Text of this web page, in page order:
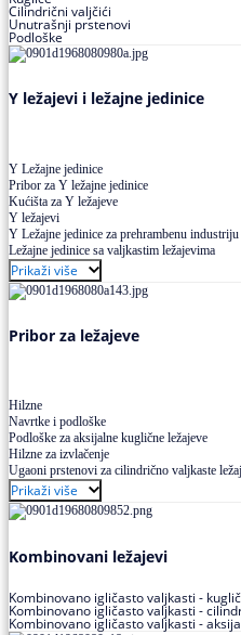
Cilindrični valjčići
Unutrašnji prstenovi
Podloške
Y ležajevi i ležajne jedinice
Y Ležajne jedinice
Pribor za Y ležajne jedinice
Kućišta za Y ležajeve
Y ležajevi
Y Ležajne jedinice za prehrambenu industriju
Ležajne jedinice sa valjkastim ležajevima
Prikaži više
Pribor za ležajeve
Hilzne
Navrtke i podloške
Podloške za aksijalne kuglične ležajeve
Hilzne za izvlačenje
Ugaoni prstenovi za cilindrično valjkaste
Prikaži više
Kombinovani ležajevi
Kombinovano igličasto valjkasti -
Kombinovano igličasto valjkasti -
Kombinovano igličasto valjkasti -